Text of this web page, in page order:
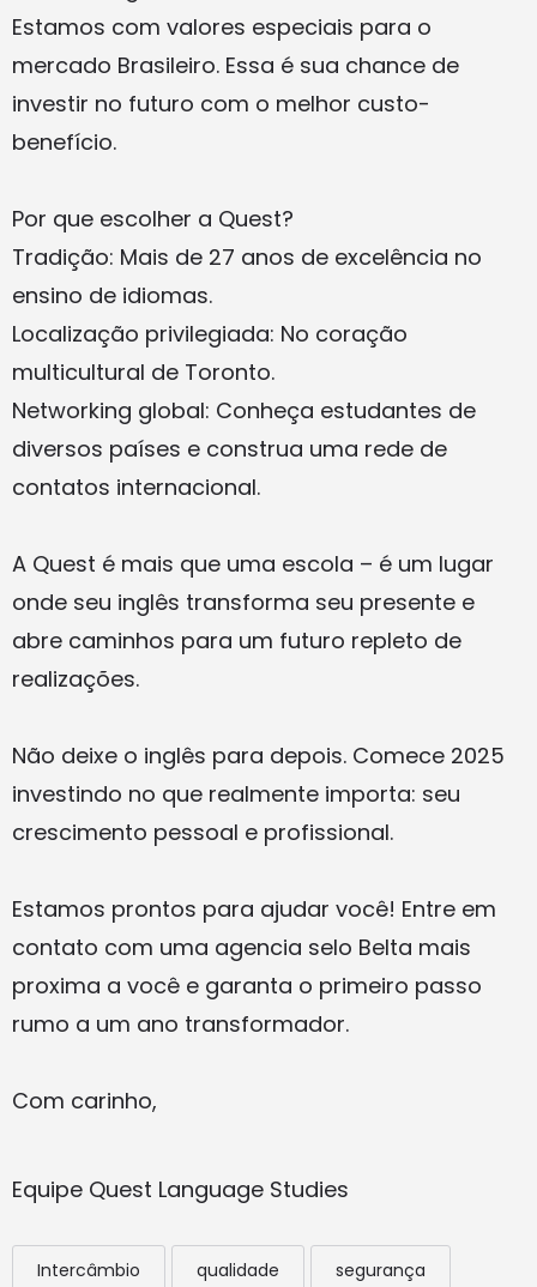
Estamos com valores especiais para o
mercado Brasileiro. Essa é sua chance de
investir no futuro com o melhor custo-
benefício.
Por que escolher a Quest?
Tradição: Mais de 27 anos de excelência no
ensino de idiomas.
Localização privilegiada: No coração
multicultural de Toronto.
Networking global: Conheça estudantes de
diversos países e construa uma rede de
contatos internacional.
A Quest é mais que uma escola – é um lugar
onde seu inglês transforma seu presente e
abre caminhos para um futuro repleto de
realizações.
Não deixe o inglês para depois. Comece 2025
investindo no que realmente importa: seu
crescimento pessoal e profissional.
Estamos prontos para ajudar você! Entre em
contato com uma agencia selo Belta mais
proxima a você e garanta o primeiro passo
rumo a um ano transformador.
Com carinho,
Equipe Quest Language Studies
Intercâmbio qualidade segurança